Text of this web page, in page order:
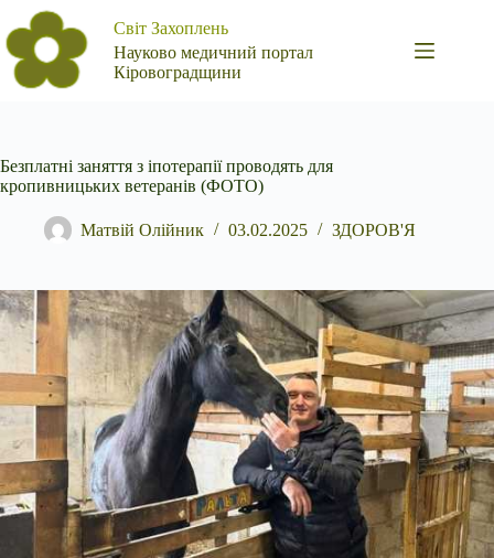
Перейти
до
вмісту
Світ Захоплень
Науково медичний портал
Кіровоградщини
Безплатні заняття з іпотерапії проводять для
кропивницьких ветеранів (ФОТО)
Матвій Олійник 03.02.2025 ЗДОРОВ'Я